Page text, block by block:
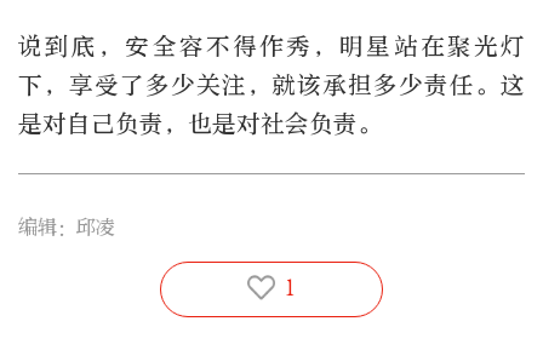
说到底，安全容不得作秀，明星站在聚光灯
下，享受了多少关注，就该承担多少责任。这
是对自己负责，也是对社会负责。
编辑：邱凌
1